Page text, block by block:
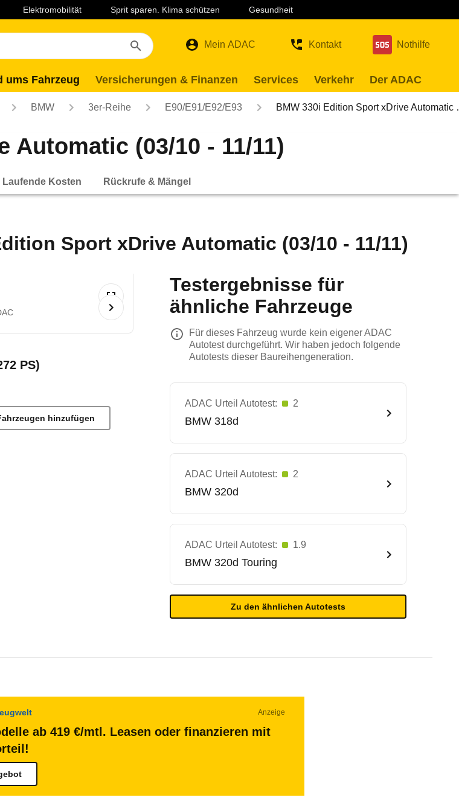
Elektromobilität Sprit sparen. Klima schützen Gesundheit
Mein ADAC Kontakt Nothilfe
ums Fahrzeug Versicherungen & Finanzen Services Verkehr Der ADAC
BMW 3er-Reihe E90/E91/E92/E93 BMW 330i Edition Sport xDrive
Automatic (03/10 - 11/11)
Laufende Kosten Rückrufe & Mängel
Sport xDrive Automatic (03/10 - 11/11)
PS)
hinzufügen
Testergebnisse für
ähnliche Fahrzeuge
Für dieses Fahrzeug wurde kein eigener ADAC
Autotest durchgeführt. Wir haben jedoch folgende
Autotests dieser Baureihengeneration.
ADAC Urteil Autotest: 2
BMW 318d
ADAC Urteil Autotest: 2
BMW 320d
ADAC Urteil Autotest: 1.9
BMW 320d Touring
Zu den ähnlichen Autotests
Anzeige
ab 419 €/mtl. Leasen oder finanzieren mit